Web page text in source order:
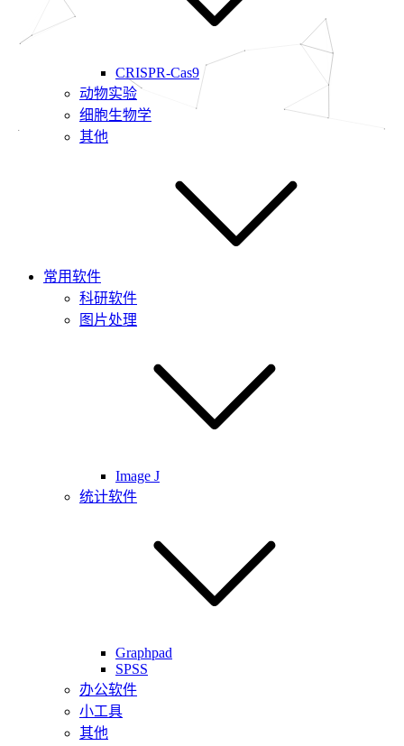
CRISPR-Cas9
动物实验
细胞生物学
其他
常用软件
科研软件
图片处理
Image J
统计软件
Graphpad
SPSS
办公软件
小工具
其他